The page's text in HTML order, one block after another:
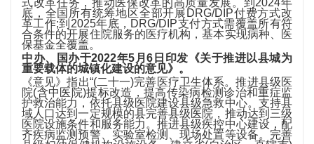
式改革任务，推动医保改革的高质量发展。到2024年
底，全国所有统筹地区全部开展DRG/DIP付费方式改
革工作;到2025年底，DRG/DIP支付方式需覆盖所有符
合条件的开展住院服务的医疗机构，基本实现病种、医
保基金全覆盖。
中办、国办于2022年5月6日印发《关于推进以县城为
重要载体的城镇化建设的意见》。
《意见》指出“(二十一)完善医疗卫生体系。推进县级医
院(含中医院)提标改造，提高传染病检测诊治和重症监
护救治能力，依托县级医院建设县级急救中心。支持县
域人口达到一定规模的县完善县级医院，推动达到三级
医院设施条件和服务能力。推进县级疾控中心建设，配
齐疾病监测预警、实验室检测、现场处置等设备。完善